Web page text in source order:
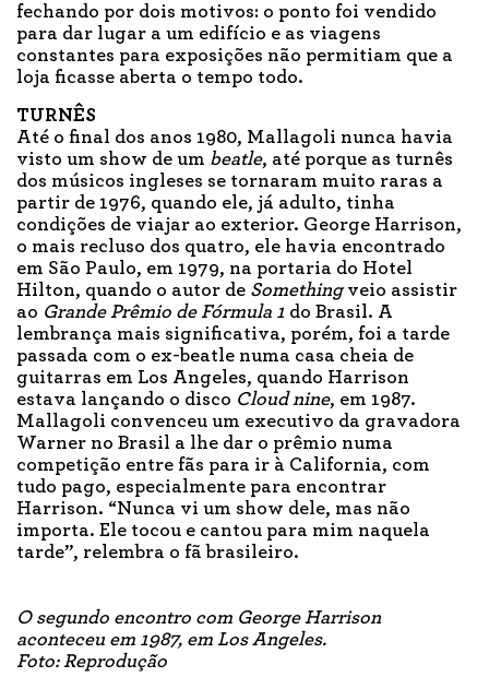
fechando por dois motivos: o ponto foi vendido
para dar lugar a um edifício e as viagens
constantes para exposições não permitiam que a
loja ficasse aberta o tempo todo.
TURNÊS
Até o final dos anos 1980, Mallagoli nunca havia
visto um show de um beatle, até porque as turnês
dos músicos ingleses se tornaram muito raras a
partir de 1976, quando ele, já adulto, tinha
condições de viajar ao exterior. George Harrison,
o mais recluso dos quatro, ele havia encontrado
em São Paulo, em 1979, na portaria do Hotel
Hilton, quando o autor de Somethingveio assistir
ao Grande Prêmio de Fórmula 1 do Brasil. A
lembrança mais significativa, porém, foi a tarde
passada com o ex-beatle numa casa cheia de
guitarras em Los Angeles, quando Harrison
estava lançando o disco Cloud nine, em 1987.
Mallagoli convenceu um executivo da gravadora
Warner no Brasil a lhe dar o prêmio numa
competição entre fãs para ir à California, com
tudo pago, especialmente para encontrar
Harrison. “Nunca vi um show dele, mas não
importa. Ele tocou e cantou para mim naquela
tarde”, relembra o fã brasileiro.
O segundo encontro com George Harrison
aconteceu em 1987, em Los Angeles.
Foto: Reprodução